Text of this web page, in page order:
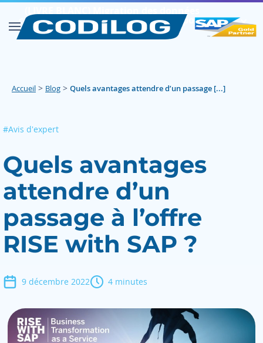
comptables et financières : les clés pour
réussir Découvrir
✕︎
Accueil > Blog > Quels avantages attendre d’un passage [...]
#Avis d'expert
Quels avantages
attendre d’un
passage à l’offre
RISE with SAP ?
9 décembre 2022 4 minutes